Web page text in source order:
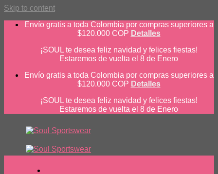
Skip to content
Envío gratis a toda Colombia por compras superiores a
$120.000 COP Detalles
¡SOUL te desea feliz navidad y felices fiestas!
Estaremos de vuelta el 8 de Enero
Envío gratis a toda Colombia por compras superiores a
$120.000 COP Detalles
¡SOUL te desea feliz navidad y felices fiestas!
Estaremos de vuelta el 8 de Enero